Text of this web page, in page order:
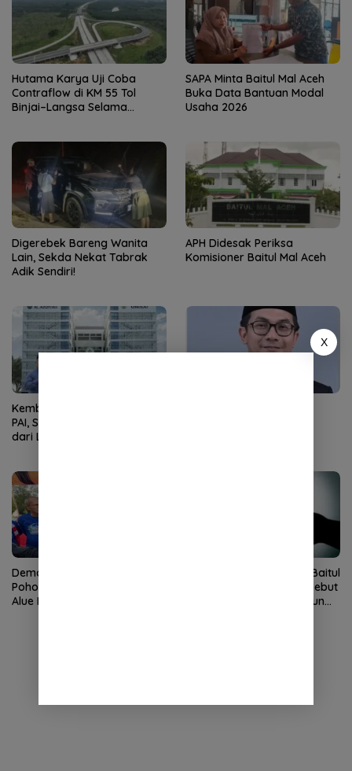
Hutama Karya Uji Coba
Contraflow di KM 55 Tol
Binjai–Langsa Selama
SAPA Minta Baitul Mal Aceh
Buka Data Bantuan Modal
Usaha 2026
Digerebek Bareng Wanita
Lain, Sekda Nekat Tabrak
Adik Sendiri!
APH Didesak Periksa
Komisioner Baitul Mal Aceh
Kembali Nahkodai APDOK
PAI, Silahuddin Tuai Apresiasi
dari LPPM UNISAI Samalanga
Demokrat Aceh Tanam
Pohon di Bantaran Sungai
Alue Naga, Ajak Masyarakat
Dugaan Pungli Bantuan Baitul
Mal Disorot, Pengamat Sebut
Biadab, APH Diminta Turun
X